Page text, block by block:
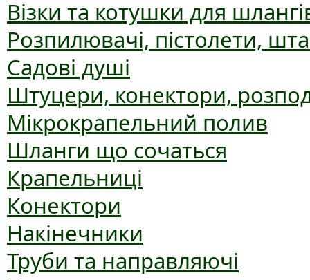
Візки та котушки для
Розпилювачі, пістолети,
Садові душі
Штуцери, конектори,
Мікрокрапельний полив
Шланги що сочаться
Крапельниці
Конектори
Накінечники
Труби та направляючі